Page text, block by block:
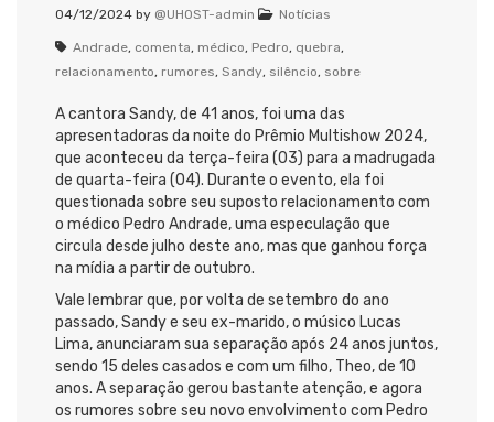
04/12/2024 by @UHOST-admin Notícias
Andrade, comenta, médico, Pedro, quebra,
relacionamento, rumores, Sandy, silêncio, sobre
A cantora Sandy, de 41 anos, foi uma das
apresentadoras da noite do Prêmio Multishow 2024,
que aconteceu da terça-feira (03) para a madrugada
de quarta-feira (04). Durante o evento, ela foi
questionada sobre seu suposto relacionamento com
o médico Pedro Andrade, uma especulação que
circula desde julho deste ano, mas que ganhou força
na mídia a partir de outubro.
Vale lembrar que, por volta de setembro do ano
passado, Sandy e seu ex-marido, o músico Lucas
Lima, anunciaram sua separação após 24 anos juntos,
sendo 15 deles casados e com um filho, Theo, de 10
anos. A separação gerou bastante atenção, e agora
os rumores sobre seu novo envolvimento com Pedro